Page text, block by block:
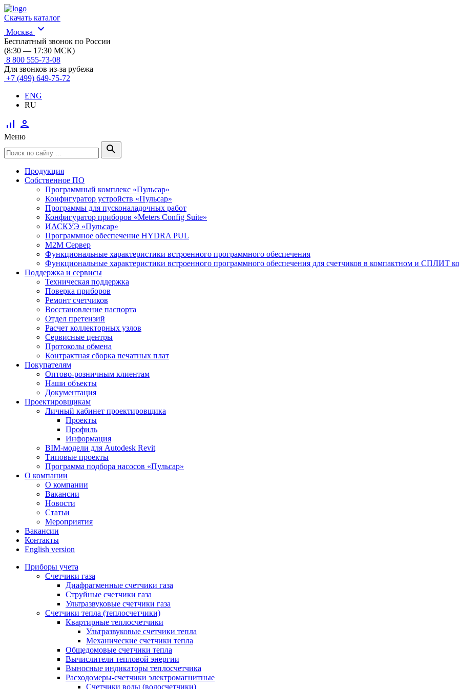
Скачать каталог
Москва
expand_more
Бесплатный звонок по России
(8:30 — 17:30 МСК)
8 800 555-73-08
Для звонков из-за рубежа
+7 (499) 649-75-72
ENG
RU
signal_cellular_alt person
Меню
search
Продукция
Собственное ПО
Программный комплекс «Пульсар»
Конфигуратор устройств «Пульсар»
Программы для пусконаладочных работ
Конфигуратор приборов «Meters Config Suite»
ИАСКУЭ «Пульсар»
Программное обеспечение HYDRA PUL
M2M Сервер
Функциональные характеристики встроенного программного обеспечения
Функциональные характеристики встроенного программного обеспечения для счетчиков в компактном и СПЛИТ
Поддержка и сервисы
Техническая поддержка
Поверка приборов
Ремонт счетчиков
Восстановление паспорта
Отдел претензий
Расчет коллекторных узлов
Сервисные центры
Протоколы обмена
Контрактная сборка печатных плат
Покупателям
Оптово-розничным клиентам
Наши объекты
Документация
Проектировщикам
Личный кабинет проектировщика
Проекты
Профиль
Информация
BIM-модели для Autodesk Revit
Типовые проекты
Программа подбора насосов «Пульсар»
О компании
О компании
Вакансии
Новости
Статьи
Мероприятия
Вакансии
Контакты
English version
Приборы учета
Счетчики газа
Диафрагменные счетчики газа
Струйные счетчики газа
Ультразвуковые счетчики газа
Счетчики тепла (теплосчетчики)
Квартирные теплосчетчики
Ультразвуковые счетчики тепла
Механические счетчики тепла
Общедомовые счетчики тепла
Вычислители тепловой энергии
Выносные индикаторы теплосчетчика
Расходомеры-счетчики электромагнитные
Счетчики воды (водосчетчики)